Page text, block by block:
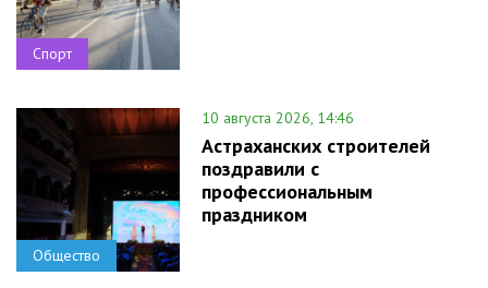
Спорт
Общество
10 августа 2026, 14:46
Астраханских строителей
поздравили с
профессиональным
праздником